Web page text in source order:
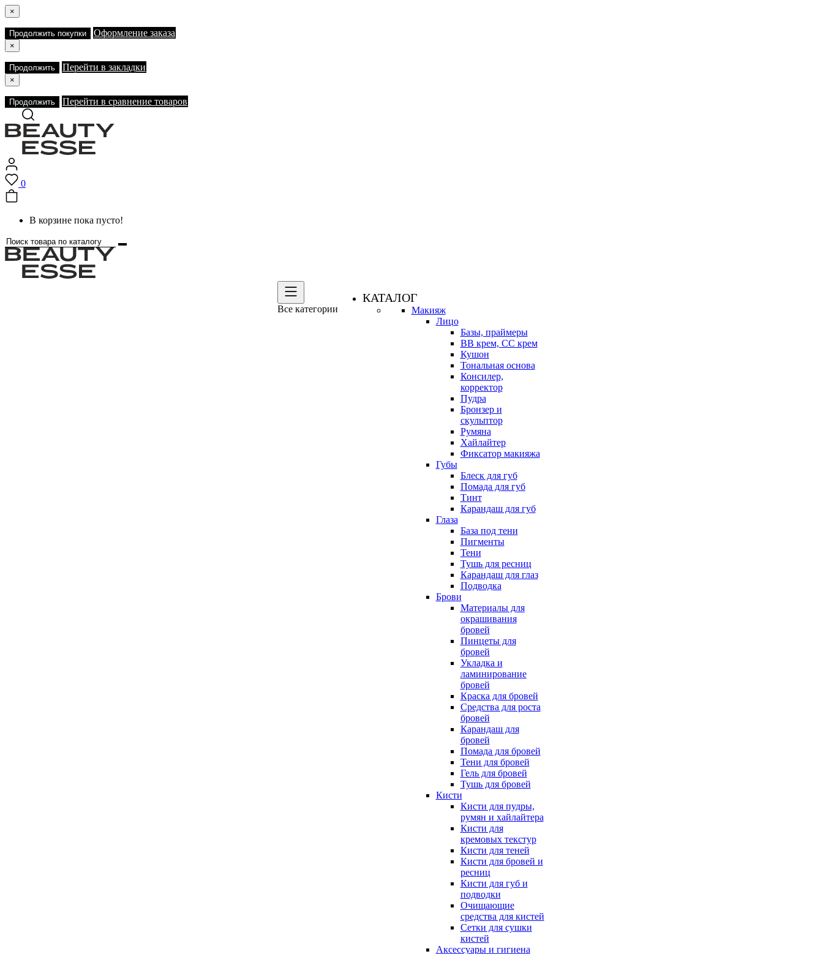
×
Продолжить покупки Оформление заказа
×
Продолжить Перейти в закладки
×
Продолжить Перейти в сравнение товаров
0
В корзине пока пусто!
Все категории
КАТАЛОГ
Макияж
Лицо
Базы, праймеры
BB крем, CC крем
Кушон
Тональная основа
Консилер,
корректор
Пудра
Бронзер и
скульптор
Румяна
Хайлайтер
Фиксатор макияжа
Губы
Блеск для губ
Помада для губ
Тинт
Карандаш для губ
Глаза
База под тени
Пигменты
Тени
Тушь для ресниц
Карандаш для глаз
Подводка
Брови
Материалы для
окрашивания
бровей
Пинцеты для
бровей
Укладка и
ламинирование
бровей
Краска для бровей
Средства для роста
бровей
Карандаш для
бровей
Помада для бровей
Тени для бровей
Гель для бровей
Тушь для бровей
Кисти
Кисти для пудры,
румян и хайлайтера
Кисти для
кремовых текстур
Кисти для теней
Кисти для бровей и
ресниц
Кисти для губ и
подводки
Очищающие
средства для кистей
Сетки для сушки
кистей
Аксессуары и гигиена